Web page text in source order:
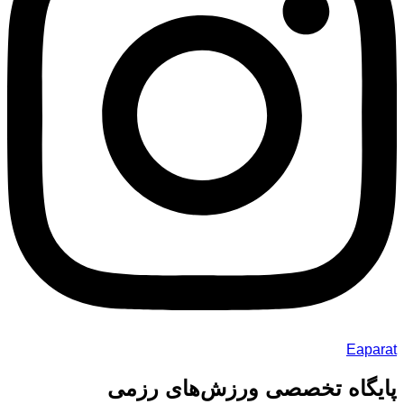
تخصصی ورزش‌های رزمی